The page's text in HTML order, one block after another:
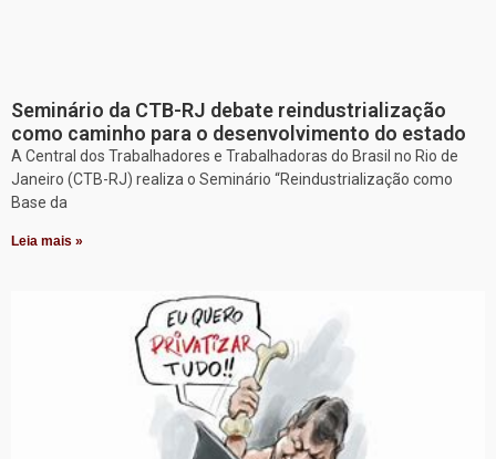
Seminário da CTB-RJ debate reindustrialização
como caminho para o desenvolvimento do estado
A Central dos Trabalhadores e Trabalhadoras do Brasil no Rio de
Janeiro (CTB-RJ) realiza o Seminário “Reindustrialização como
Base da
Leia mais »